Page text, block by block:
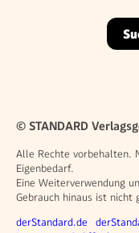
© STANDARD
Alle Rechte vorbehalten.
Eigenbedarf.
Eine Weiterverwendung
Gebrauch hinaus ist nicht
Weitere Angebote
derStandard.de